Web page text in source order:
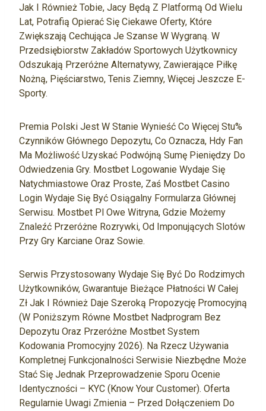
Jak I Również Tobie, Jacy Będą Z Platformą Od Wielu
Lat, Potrafią Opierać Się Ciekawe Oferty, Które
Zwiększają Cechująca Je Szanse W Wygraną. W
Przedsiębiorstw Zakładów Sportowych Użytkownicy
Odszukają Przeróżne Alternatywy, Zawierające Piłkę
Nożną, Pięściarstwo, Tenis Ziemny, Więcej Jeszcze E-
Sporty.
Premia Polski Jest W Stanie Wynieść Co Więcej Stu%
Czynników Głównego Depozytu, Co Oznacza, Hdy Fan
Ma Możliwość Uzyskać Podwójną Sumę Pieniędzy Do
Odwiedzenia Gry. Mostbet Logowanie Wydaje Się
Natychmiastowe Oraz Proste, Zaś Mostbet Casino
Login Wydaje Się Być Osiągalny Formularza Głównej
Serwisu. Mostbet Pl Owe Witryna, Gdzie Możemy
Znaleźć Przeróżne Rozrywki, Od Imponujących Slotów
Przy Gry Karciane Oraz Sowie.
Serwis Przystosowany Wydaje Się Być Do Rodzimych
Użytkowników, Gwarantuje Bieżące Płatności W Całej
Zł Jak I Również Daje Szeroką Propozycję Promocyjną
(w Poniższym Równe Mostbet Nadprogram Bez
Depozytu Oraz Przeróżne Mostbet System
Kodowania Promocyjny 2026). Na Rzecz Używania
Kompletnej Funkcjonalności Serwisie Niezbędne Może
Stać Się Jednak Przeprowadzenie Sporu Ocenie
Identyczności – KYC (Know Your Customer). Oferta
Regularnie Uwagi Zmienia – Przed Dołączeniem Do